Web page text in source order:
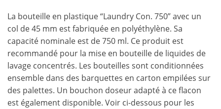
La bouteille en plastique “Laundry Con. 750” avec un
col de 45 mm est fabriquée en polyéthylène. Sa
capacité nominale est de 750 ml. Ce produit est
recommandé pour la mise en bouteille de liquides de
lavage concentrés. Les bouteilles sont conditionnées
ensemble dans des barquettes en carton empilées sur
des palettes. Un bouchon doseur adapté à ce flacon
est également disponible. Voir ci-dessous pour les